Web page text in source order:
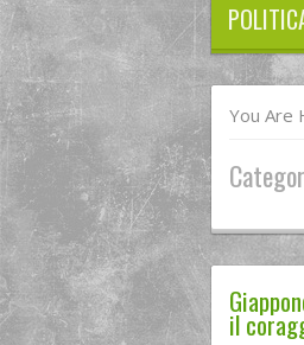
You Are
il